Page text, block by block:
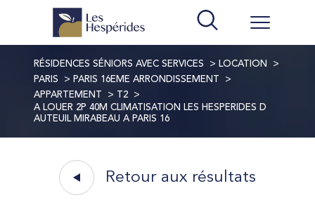
RÉSIDENCES SÉNIORS AVEC SERVICES
LOCATION
PARIS
PARIS 16EME ARRONDISSEMENT
APPARTEMENT
T2
A LOUER 2P 40M CLIMATISATION LES HESPERIDES D
AUTEUIL MIRABEAU A PARIS 16
Retour aux résultats